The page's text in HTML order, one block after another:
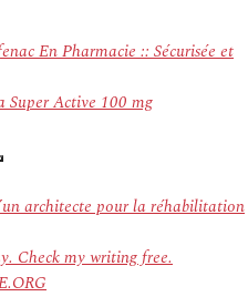
En Pharmacie :: Sécurisée et
Super Active 100 mg
architecte pour la réhabilitation
Check my writing free.